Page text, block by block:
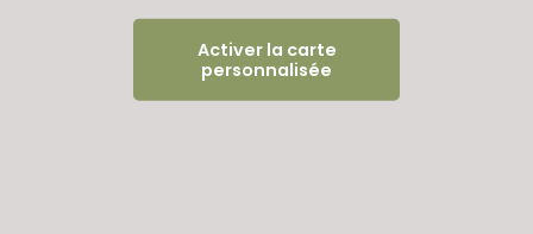
Activer la carte
personnalisée